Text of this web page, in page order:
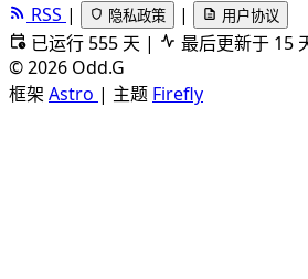
RSS | 隐私政策 | 用户协议
已运行 555 天 |
最后更新于 15
©2026 Odd.G
框架 Astro | 主题 Firefly